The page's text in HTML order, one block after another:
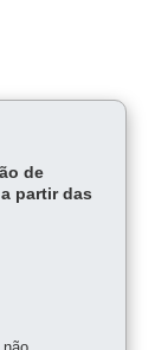
de
partir das